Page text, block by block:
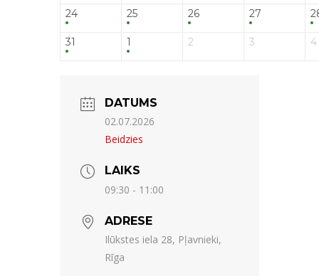
24 25 26 27
31 1 2 3 4
DATUMS
02.07.2026
Beidzies
LAIKS
09:30 - 11:00
ADRESE
Ilūkstes iela 28, Pļavnieki,
Rīga